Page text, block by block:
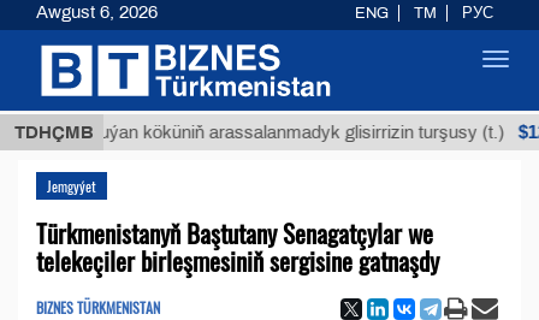
TDHÇMB
Buýan köküniň arassalanmadyk glisirrizin turşusy (t.)
Jemgyýet
Türkmenistanyň Baştutany Senagatçylar we
telekeçiler birleşmesiniň sergisine gatnaşdy
BIZNES TÜRKMENISTAN
Awgust 6, 2026 ENG TM РУС